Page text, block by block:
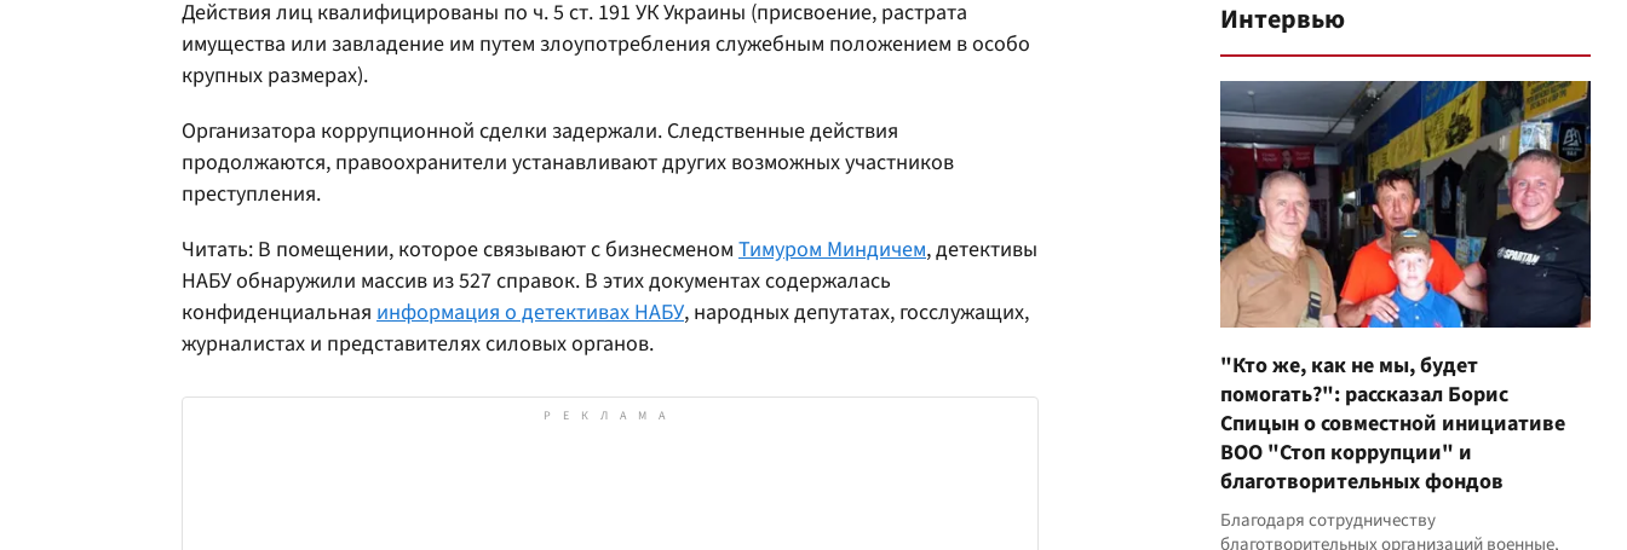
Действия лиц квалифицированы по ч. 5 ст. 191 УК Украины (присвоение, растрата
имущества или завладение им путем злоупотребления служебным положением в особо
крупных размерах).
Организатора коррупционной сделки задержали. Следственные действия
продолжаются, правоохранители устанавливают других возможных участников
преступления.
Читать: В помещении, которое связывают с бизнесменом Тимуром Миндичем, детективы
НАБУ обнаружили массив из 527 справок. В этих документах содержалась
конфиденциальная информация о детективах НАБУ, народных депутатах, госслужащих,
журналистах и представителях силовых органов.
Интервью
"Кто же, как не мы, будет
помогать?": рассказал Борис
Спицын о совместной инициативе
ВОО "Стоп коррупции" и
благотворительных фондов
Благодаря сотрудничеству
благотворительных организаций военные,